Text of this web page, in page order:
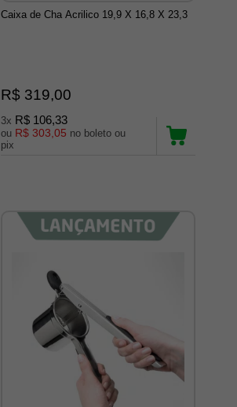
Caixa de Cha Acrilico 19,9 X 16,8 X 23,3
R$ 319,00
3x R$ 106,33
ou R$ 303,05 no boleto ou
pix